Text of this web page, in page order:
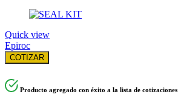
Quick view
Epiroc
COTIZAR
Producto agregado con éxito a la lista de cotizaciones